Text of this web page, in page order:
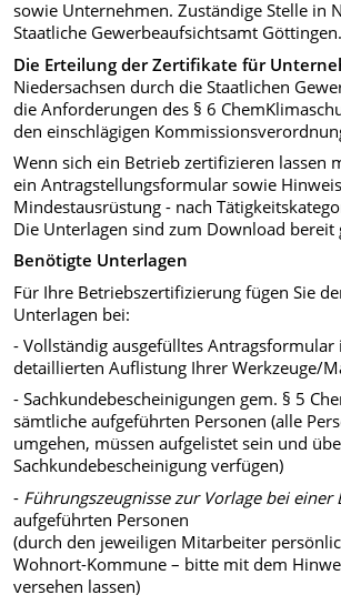
sowie Unternehmen. Zuständige Stelle in
Staatliche Gewerbeaufsichtsamt Göttingen.
Die Erteilung der Zertifikate für
Niedersachsen durch die Staatlichen
die Anforderungen des § 6
den einschlägigen
Wenn sich ein Betrieb zertifizieren lassen
ein Antragstellungsformular sowie
Mindestausrüstung - nach
Die Unterlagen sind zum Download bereit
Benötigte Unterlagen
Für Ihre Betriebszertifizierung fügen Sie
Unterlagen bei:
- Vollständig ausgefülltes
detaillierten Auflistung Ihrer Werkzeuge/
- Sachkundebescheinigungen gem. § 5
sämtliche aufgeführten Personen (alle
umgehen, müssen aufgelistet sein und
Sachkundebescheinigung verfügen)
- Führungszeugnisse zur Vorlage bei einer
aufgeführten Personen
(durch den jeweiligen Mitarbeiter
Wohnort-Kommune – bitte mit dem
versehen lassen)